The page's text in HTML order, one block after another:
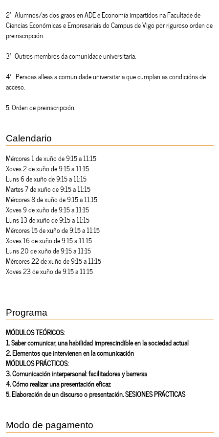
2º Alumnos/as dos graos en ADE e Economía impartidos na Facultade de
Ciencias Económicas e Empresariais do Campus de Vigo por riguroso orden de
preinscripción.
3º Outros membros da comunidade universitaria.
4º. Persoas alleas a comunidade universitaria que cumplan as condicións de
acceso.
5. Orden de preinscripción.
Calendario
Mércores 1 de xuño de 9:15 a 11:15
Xoves 2 de xuño de 9:15 a 11:15
Luns 6 de xuño de 9:15 a 11:15
Martes 7 de xuño de 9:15 a 11:15
Mércores 8 de xuño de 9:15 a 11:15
Xoves 9 de xuño de 9:15 a 11:15
Luns 13 de xuño de 9:15 a 11:15
Mércores 15 de xuño de 9:15 a 11:15
Xoves 16 de xuño de 9:15 a 11:15
Luns 20 de xuño de 9:15 a 11:15
Mércores 22 de xuño de 9:15 a 11:15
Xoves 23 de xuño de 9:15 a 11:15
Programa
MÓDULOS TEÓRICOS:
1. Saber comunicar, una habilidad imprescindible en la sociedad actual
2. Elementos que intervienen en la comunicación
MÓDULOS PRÁCTICOS:
3. Comunicación interpersonal: facilitadores y barreras
4. Cómo realizar una presentación eficaz
5. Elaboración de un discurso o presentación. SESIONES PRÁCTICAS
Modo de pagamento